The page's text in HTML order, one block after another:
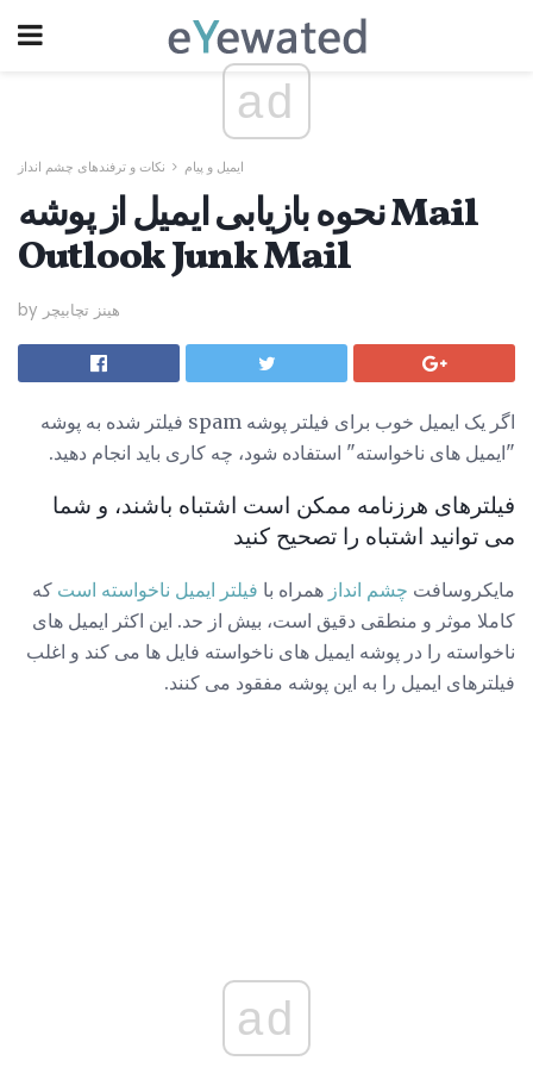
ad
ایمیل و پیام نکات و ترفندهای چشم انداز
نحوه بازیابی ایمیل از پوشه Mail
Outlook Junk Mail
by هینز تچابیچر
اگر یک ایمیل خوب برای فیلتر پوشه spam فیلتر شده به پوشه
"ایمیل های ناخواسته" استفاده شود، چه کاری باید انجام دهید.
فیلترهای هرزنامه ممکن است اشتباه باشند، و شما
می توانید اشتباه را تصحیح کنید
مایکروسافت چشم انداز همراه با فیلتر ایمیل ناخواسته است که
کاملا موثر و منطقی دقیق است، بیش از حد. این اکثر ایمیل های
ناخواسته را در پوشه ایمیل های ناخواسته فایل ها می کند و اغلب
فیلترهای ایمیل را به این پوشه مفقود می کنند.
ad